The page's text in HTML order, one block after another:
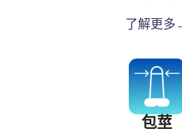
了解更多
包莖